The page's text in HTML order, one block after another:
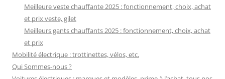
Meilleure veste chauffante 2025 : fonctionnement, choix, achat
et prix veste, gilet
Meilleurs gants chauffants 2025 : fonctionnement, choix, achat
et prix
Mobilité électrique : trottinettes, vélos, etc.
Qui Sommes-nous ?